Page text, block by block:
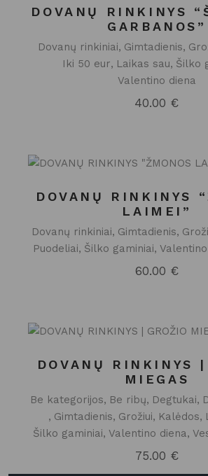
DOVANŲ RINKINYS
GARBANOS”
Dovanų rinkiniai Gimtadienis
Iki 50 eur
Laikas sau Šilko
Valentino diena
40.00 €
DOVANŲ RINKINYS
LAIMEI”
Dovanų rinkiniai Gimtadienis
Puodeliai Šilko gaminiai
60.00 €
DOVANŲ RINKINYS |
MIEGAS
Be kategorijos Be ribų Degtukai
Gimtadienis Grožiui Kalėdos
Šilko gaminiai Valentino diena
75.00 €